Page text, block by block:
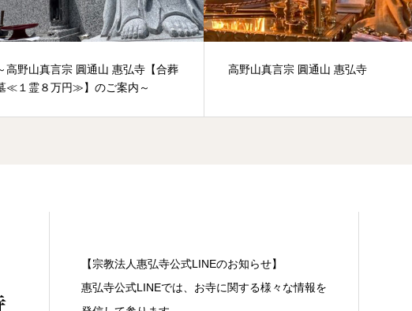
高野山真言宗 圓通山 惠弘寺
～高野山真言宗 圓通山 惠弘寺【合葬
【宗教法人惠弘寺公式LINEのお知らせ】
惠弘寺公式LINEでは、お寺に関する様々な情報を